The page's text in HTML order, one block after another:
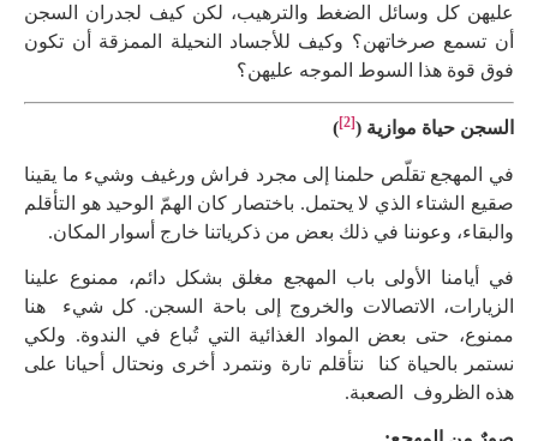
عليهن كل وسائل الضغط والترهيب، لكن كيف لجدران السجن
أن تسمع صرخاتهن؟ وكيف للأجساد النحيلة الممزقة أن تكون
فوق قوة هذا السوط الموجه عليهن؟
السجن حياة موازية ([2]
)
في المهجع تقلّص حلمنا إلى مجرد فراش ورغيف وشيء ما يقينا
صقيع الشتاء الذي لا يحتمل. باختصار كان الهمّ الوحيد هو التأقلم
والبقاء، وعوننا في ذلك بعض من ذكرياتنا خارج أسوار المكان.
في أيامنا الأولى باب المهجع مغلق بشكل دائم، ممنوع علينا
الزيارات، الاتصالات والخروج إلى باحة السجن. كل شيء هنا
ممنوع، حتى بعض المواد الغذائية التي تُباع في الندوة. ولكي
نستمر بالحياة كنا نتأقلم تارة ونتمرد أخرى ونحتال أحيانا على
هذه الظروف الصعبة.